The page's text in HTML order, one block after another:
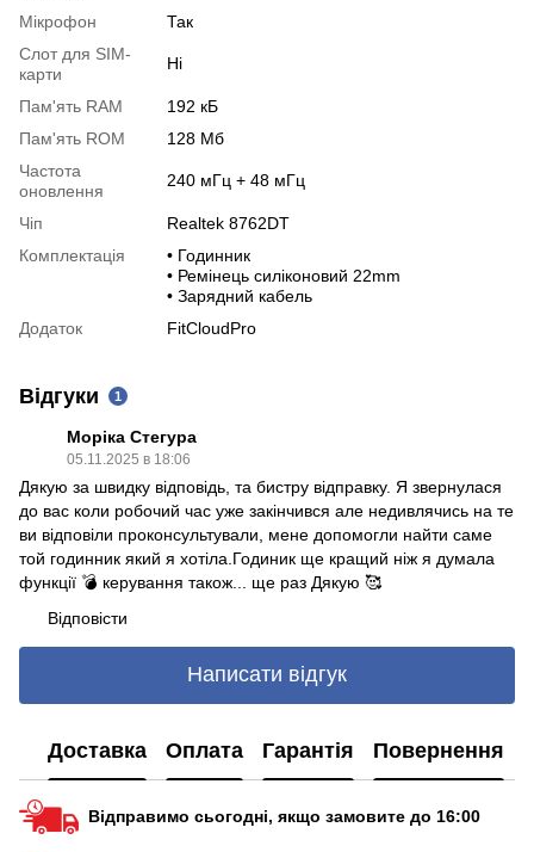
Мікрофон
Так
Слот для SIM-
карти
Нi
Пам'ять RAM
192 кБ
Пам'ять RОM
128 Мб
Частота
оновлення
240 мГц + 48 мГц
Чіп
Realtek 8762DT
Комплектація
• Годинник
• Ремінець силіконовий 22mm
• Зарядний кабель
Додаток
FitCloudPro
Відгуки 1
Моріка Стегура
05.11.2025 в 18:06
Дякую за швидку відповідь, та бистру відправку. Я звернулася
до вас коли робочий час уже закінчився але недивлячись на те
ви відповіли проконсультували, мене допомогли найти саме
той годинник який я хотіла.Годиник ще кращий ніж я думала
функції 💣 керування також... ще раз Дякую 🥰
Відповісти
Написати відгук
Доставка Оплата Гарантія Повернення
Відправимо сьогодні, якщо замовите до 16:00